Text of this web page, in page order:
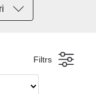
Filtrs